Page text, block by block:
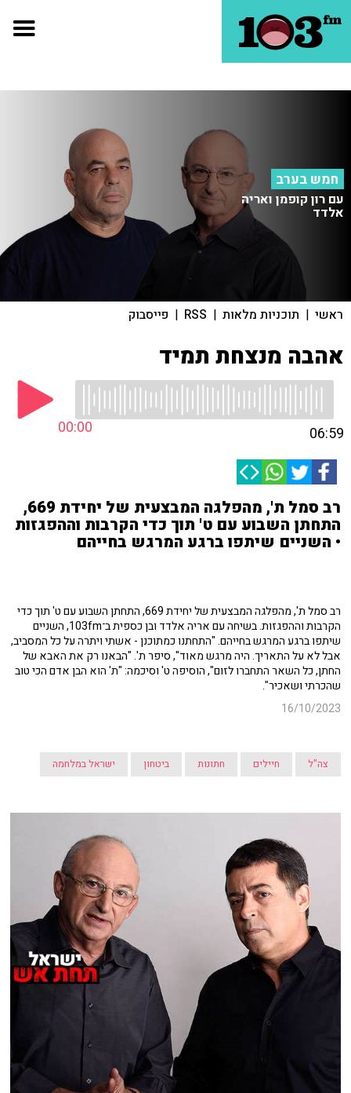
חמש בערב
עם רון קופמן ואריה
אלדד
ראשי | תוכניות מלאות |
RSS
| פייסבוק
אהבה מנצחת תמיד
00:00 06:59
רב סמל ת', מהפלגה המבצעית של יחידת 669,
התחתן השבוע עם ט' תוך כדי הקרבות וההפגזות
• השניים שיתפו ברגע המרגש בחייהם
רב סמל ת', מהפלגה המבצעית של יחידת 669, התחתן השבוע עם ט' תוך כדי
הקרבות וההפגזות. בשיחה עם אריה אלדד ובן כספית ב־103fm, השניים
שיתפו ברגע המרגש בחייהם. "התחתנו כמתוכנן - אשתי ויתרה על כל המסביב,
אבל לא על התאריך. היה מרגש מאוד", סיפר ת'. "הבאנו רק את האבא של
החתן, כל השאר התחברו לזום", הוסיפה ט' וסיכמה: "ת' הוא הבן אדם הכי טוב
שהכרתי ושאכיר".
16/10/2023
צה"ל חיילים חתונות ביטחון ישראל במלחמה